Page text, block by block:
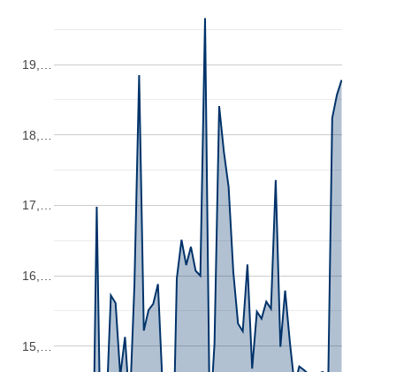
15,…
16,…
17,…
18,…
19,…